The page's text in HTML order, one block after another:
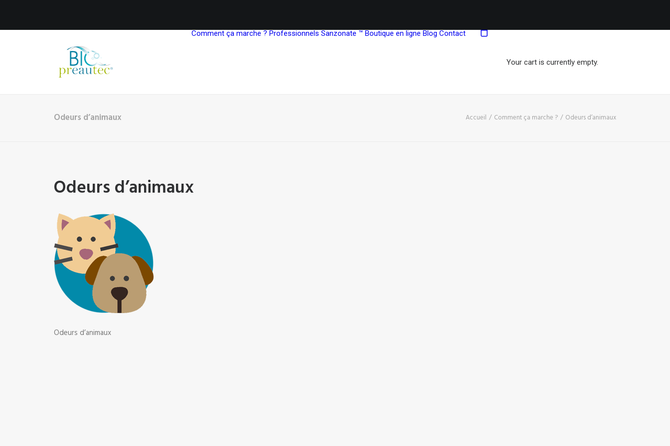
Comment ça marche ? Professionnels Sanzonate ™ Boutique en ligne Blog Contact
Your cart is currently empty.
Odeurs d’animaux Accueil Comment ça marche ? Odeurs d’animaux
Odeurs d’animaux
Odeurs d’animaux